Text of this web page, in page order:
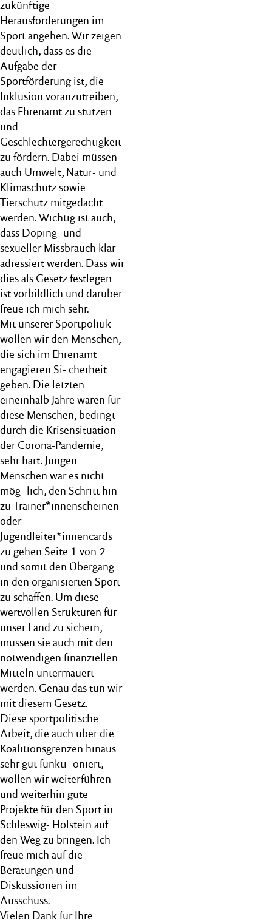
zukünftige
Herausforderungen im
Sport angehen. Wir zeigen
deutlich, dass es die
Aufgabe der
Sportförderung ist, die
Inklusion voranzutreiben,
das Ehrenamt zu stützen
und
Geschlechtergerechtigkeit
zu fördern. Dabei müssen
auch Umwelt, Natur- und
Klimaschutz sowie
Tierschutz mitgedacht
werden. Wichtig ist auch,
dass Doping- und
sexueller Missbrauch klar
adressiert werden. Dass wir
dies als Gesetz festlegen
ist vorbildlich und darüber
freue ich mich sehr.
Mit unserer Sportpolitik
wollen wir den Menschen,
die sich im Ehrenamt
engagieren Si- cherheit
geben. Die letzten
eineinhalb Jahre waren für
diese Menschen, bedingt
durch die Krisensituation
der Corona-Pandemie,
sehr hart. Jungen
Menschen war es nicht
mög- lich, den Schritt hin
zu Trainer*innenscheinen
oder
Jugendleiter*innencards
zu gehen Seite 1 von 2
und somit den Übergang
in den organisierten Sport
zu schaffen. Um diese
wertvollen Strukturen für
unser Land zu sichern,
müssen sie auch mit den
notwendigen finanziellen
Mitteln untermauert
werden. Genau das tun wir
mit diesem Gesetz.
Diese sportpolitische
Arbeit, die auch über die
Koalitionsgrenzen hinaus
sehr gut funkti- oniert,
wollen wir weiterführen
und weiterhin gute
Projekte für den Sport in
Schleswig- Holstein auf
den Weg zu bringen. Ich
freue mich auf die
Beratungen und
Diskussionen im
Ausschuss.
Vielen Dank für Ihre